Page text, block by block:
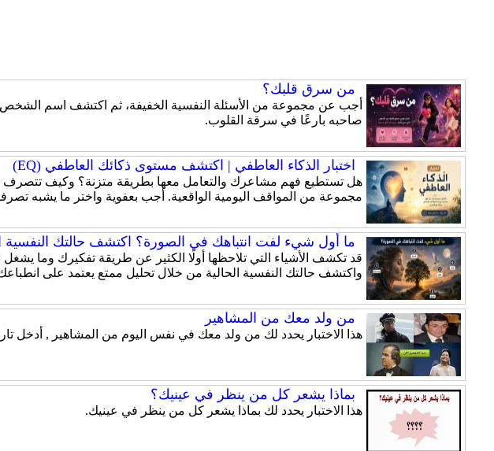
من سرق قلبك؟
أجب عن مجموعة من الأسئلة النفسية الخفيفة، ثم اكتشف اسم الشخص
صاحبه بارعًا في سرقة القلوب.
اختبار الذكاء العاطفي | اكتشف مستوى ذكائك العاطفي (EQ)
هل تستطيع فهم مشاعرك والتعامل معها بطريقة متزنة؟ وكيف تتصرف
مجموعة من المواقف اليومية الواقعية. أجب بعفوية واختر ما يشبه
ما أول شيء لفت انتباهك في الصورة؟ اكتشف حالتك النفسية
قد تكشف الأشياء التي تلاحظها أولًا الكثير عن طريقة تفكيرك وما
واكتشف حالتك النفسية الحالية من خلال تحليل ممتع يعتمد على
من ولد معك من المشاهير
هذا الاختبار يحدد لك من ولد معك في نفس اليوم من المشاهير , أدخل
بماذا يشعر كل من ينظر في عينيك؟
هذا الاختبار يحدد لك بماذا يشعر كل من ينظر في عينيك.